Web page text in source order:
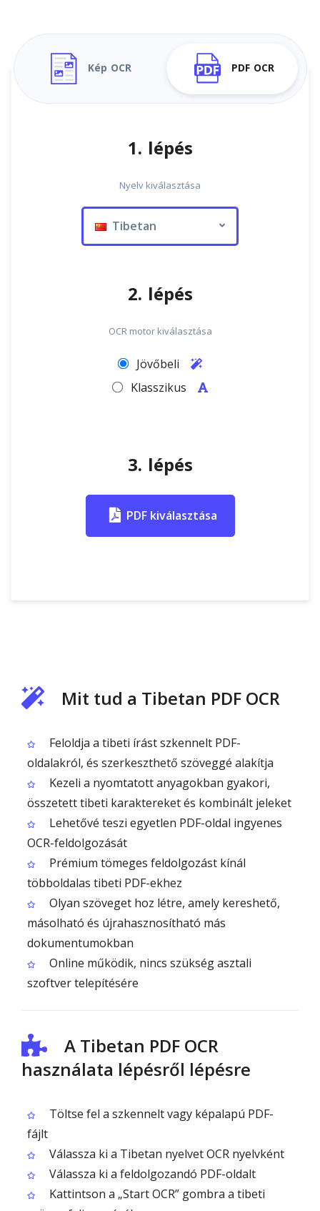
Kép OCR PDF OCR
1. lépés
Nyelv kiválasztása
Tibetan
2. lépés
OCR motor kiválasztása
Jövőbeli
Klasszikus
3. lépés
PDF kiválasztása
Mit tud a Tibetan PDF OCR
Feloldja a tibeti írást szkennelt PDF-
oldalakról, és szerkeszthető szöveggé alakítja
Kezeli a nyomtatott anyagokban gyakori,
összetett tibeti karaktereket és kombinált jeleket
Lehetővé teszi egyetlen PDF-oldal ingyenes
OCR-feldolgozását
Prémium tömeges feldolgozást kínál
többoldalas tibeti PDF-ekhez
Olyan szöveget hoz létre, amely kereshető,
másolható és újrahasznosítható más
dokumentumokban
Online működik, nincs szükség asztali
szoftver telepítésére
A Tibetan PDF OCR
használata lépésről lépésre
Töltse fel a szkennelt vagy képalapú PDF-
fájlt
Válassza ki a Tibetan nyelvet OCR nyelvként
Válassza ki a feldolgozandó PDF-oldalt
Kattintson a „Start OCR” gombra a tibeti